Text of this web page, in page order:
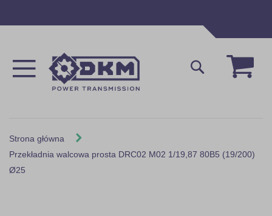
Mój
Szukaj
Strona główna
Przekładnia walcowa prosta DRC02 M02 1/19,87 80B5 (19/200)
Ø25